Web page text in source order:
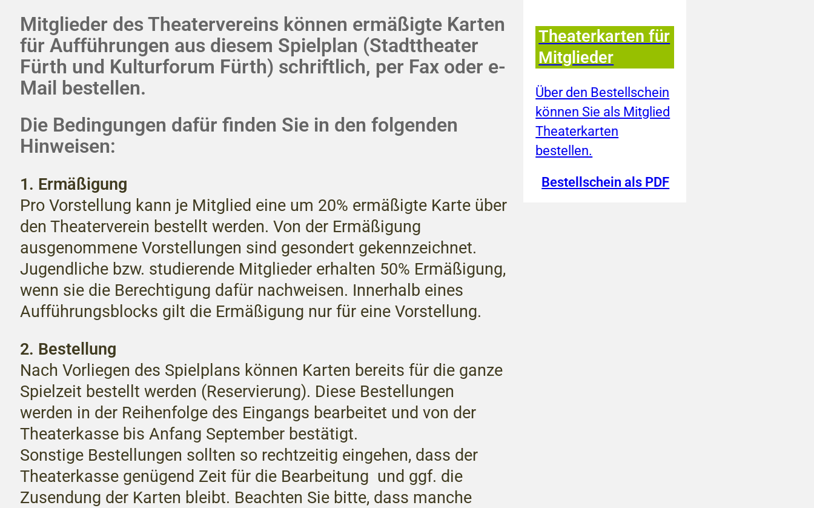
Mitglieder des Theatervereins können ermäßigte Karten
für Aufführungen aus diesem Spielplan (Stadttheater
Fürth und Kulturforum Fürth) schriftlich, per Fax oder e-
Mail bestellen.
Die Bedingungen dafür finden Sie in den folgenden
Hinweisen:
1. Ermäßigung
Pro Vorstellung kann je Mitglied eine um 20% ermäßigte Karte über
den Theaterverein bestellt werden. Von der Ermäßigung
ausgenommene Vorstellungen sind gesondert gekennzeichnet.
Jugendliche bzw. studierende Mitglieder erhalten 50% Ermäßigung,
wenn sie die Berechtigung dafür nachweisen. Innerhalb eines
Aufführungsblocks gilt die Ermäßigung nur für eine Vorstellung.
2. Bestellung
Nach Vorliegen des Spielplans können Karten bereits für die ganze
Spielzeit bestellt werden (Reservierung). Diese Bestellungen
werden in der Reihenfolge des Eingangs bearbeitet und von der
Theaterkasse bis Anfang September bestätigt.
Sonstige Bestellungen sollten so rechtzeitig eingehen, dass der
Theaterkasse genügend Zeit für die Bearbeitung und ggf. die
Zusendung der Karten bleibt. Beachten Sie bitte, dass manche
Theaterkarten für
Mitglieder
Über den Bestellschein
können Sie als Mitglied
Theaterkarten
bestellen.
Bestellschein als PDF